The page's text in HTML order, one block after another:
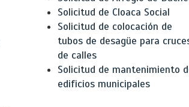
Solicitud de Cloaca Social
Solicitud de colocación de
tubos de desagüe para
de calles
Solicitud de mantenimiento
edificios municipales